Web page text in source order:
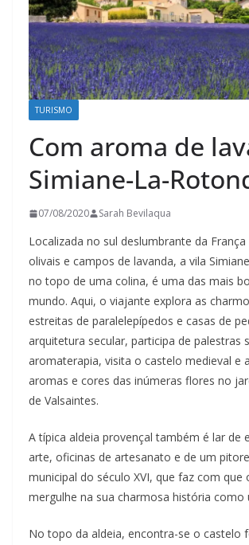
TURISMO
Com aroma de
Simiane-La-
07/08/2020 Sarah Bevilaqua
Localizada no sul deslumbrante da
olivais e campos de lavanda, a vila
no topo de uma colina, é uma das mais
mundo. Aqui, o viajante explora as
estreitas de paralelepípedos e casas de
arquitetura secular, participa de palestras
aromaterapia, visita o castelo medieval e
aromas e cores das inúmeras flores no
de Valsaintes.
A típica aldeia provençal também é lar de
arte, oficinas de artesanato e de um
municipal do século XVI, que faz com que
mergulhe na sua charmosa história como
No topo da aldeia, encontra-se o castelo